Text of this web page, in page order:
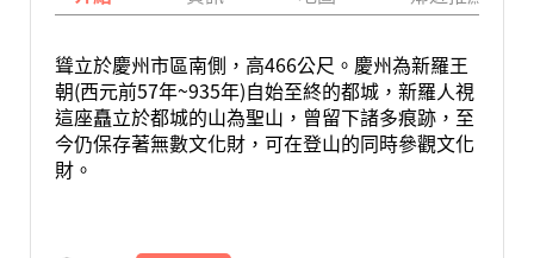
聳立於慶州市區南側，高466公尺。慶州為新羅王
朝(西元前57年~935年)自始至終的都城，新羅人視
這座矗立於都城的山為聖山，曾留下諸多痕跡，至
今仍保存著無數文化財，可在登山的同時參觀文化
財。